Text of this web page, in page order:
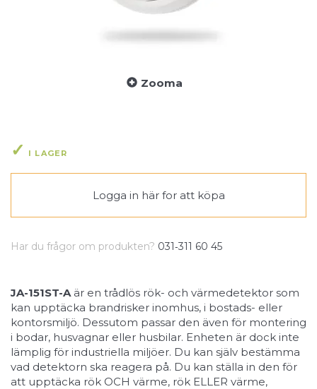
Zooma
I LAGER
Logga in här for att köpa
Har du frågor om produkten? 031‑311 60 45
JA-151ST-Aär en trådlös rök- och värmedetektor som
kan upptäcka brandrisker inomhus, i bostads- eller
kontorsmiljö. Dessutom passar den även för montering
i bodar, husvagnar eller husbilar. Enheten är dock inte
lämplig för industriella miljöer. Du kan själv bestämma
vad detektorn ska reagera på. Du kan ställa in den för
att upptäcka rök OCH värme, rök ELLER värme,